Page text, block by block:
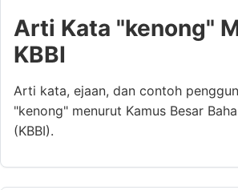
Arti Kata "kenong"
KBBI
Arti kata, ejaan, dan contoh
"kenong" menurut Kamus Besar
(KBBI).